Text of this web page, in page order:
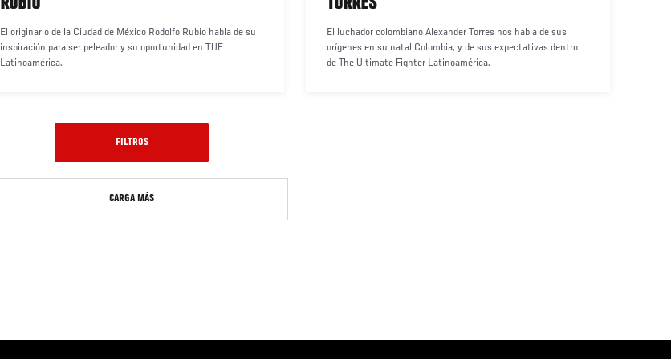
El originario de la Ciudad de México Rodolfo Rubio habla de su
inspiración para ser peleador y su oportunidad en TUF
Latinoamérica.
El luchador colombiano Alexander Torres nos habla de sus
orígenes en su natal Colombia, y de sus expectativas dentro
de The Ultimate Fighter Latinoamérica.
FILTROS
CARGA MÁS